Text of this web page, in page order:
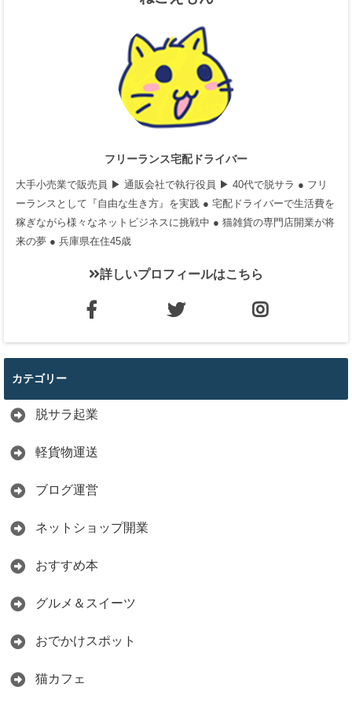
フリーランス宅配ドライバー
大手小売業で販売員 ▶ 通販会社で執行役員 ▶ 40代で脱サラ ● フリ
ーランスとして『自由な生き方』を実践 ● 宅配ドライバーで生活費を
稼ぎながら様々なネットビジネスに挑戦中 ● 猫雑貨の専門店開業が将
来の夢 ● 兵庫県在住45歳
詳しいプロフィールはこちら
カテゴリー
脱サラ起業
軽貨物運送
ブログ運営
ネットショップ開業
おすすめ本
グルメ＆スイーツ
おでかけスポット
猫カフェ